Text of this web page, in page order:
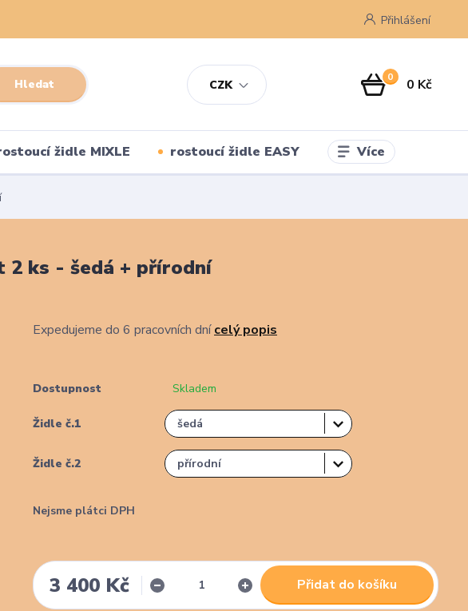
CZK
Přihlášení
Hledat 0 0 Kč
židle MIXLE rostoucí židle EASY Více
2 ks - šedá + přírodní
Expedujeme do 6 pracovních dnícelý popis
Dostupnost Skladem
Židle č.1
Židle č.2
Nejsme plátci DPH
3 400 Kč Přidat do košíku